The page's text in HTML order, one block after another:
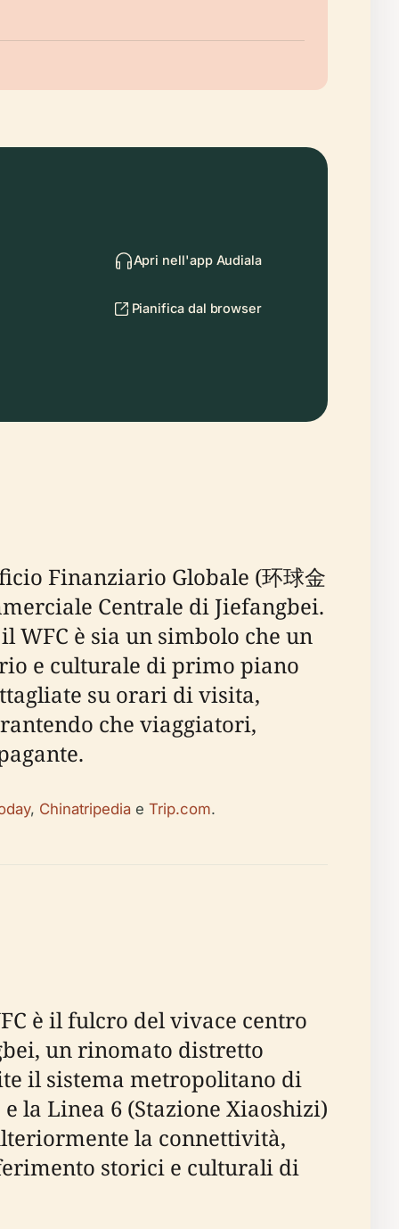
Apri nell'app Audiala
Pianifica dal browser
Finanziario Globale (环球金
Centrale di Jiefangbei.
WFC è sia un simbolo che un
e culturale di primo piano
su orari di visita,
che viaggiatori,
, Chinatripedia e Trip.com.
è il fulcro del vivace centro
un rinomato distretto
il sistema metropolitano di
la Linea 6 (Stazione Xiaoshizi)
la connettività,
storici e culturali di